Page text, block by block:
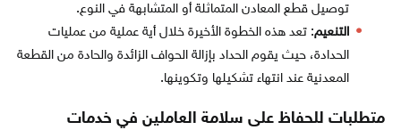
توصيل قطع المعادن المتماثلة أو المتشابهة في النوع.
التنعيم: تعد هذه الخطوة الأخيرة خلال أية عملية من عمليات
الحدادة، حيث يقوم الحداد بإزالة الحواف الزائدة والحادة من القطعة
المعدنية عند انتهاء تشكيلها وتكوينها.
متطلبات للحفاظ على سلامة العاملين في خدمات